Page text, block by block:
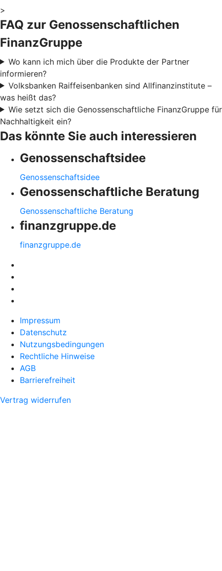
>
FAQ zur Genossenschaftlichen
FinanzGruppe
Wo kann ich mich über die Produkte der Partner
informieren?
Volksbanken Raiffeisenbanken sind Allfinanzinstitute –
was heißt das?
Wie setzt sich die Genossenschaftliche FinanzGruppe für
Nachhaltigkeit ein?
Das könnte Sie auch interessieren
Genossenschaftsidee
Genossenschaftsidee
Genossenschaftliche Beratung
Genossenschaftliche Beratung
finanzgruppe.de
finanzgruppe.de
Impressum
Datenschutz
Nutzungsbedingungen
Rechtliche Hinweise
AGB
Barrierefreiheit
Vertrag widerrufen